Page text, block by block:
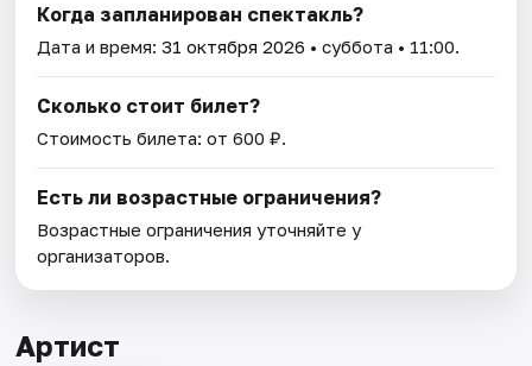
Когда запланирован спектакль?
Дата и время:31 октября 2026 • суббота • 11:00.
Сколько стоит билет?
Стоимость билета: от 600 ₽.
Есть ли возрастные ограничения?
Возрастные ограничения уточняйте у
организаторов.
Артист